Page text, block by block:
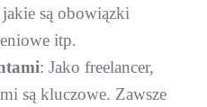
są obowiązki
itp.
: Jako freelancer,
są kluczowe. Zawsze